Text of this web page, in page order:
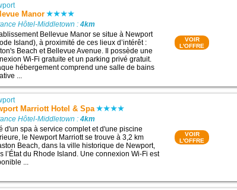
Manor
Hôtel-Middletown :4km
Bellevue Manor se situe à Newport
Island), à proximité de ces lieux d’intérêt :
Beach et Bellevue Avenue. Il possède une
Wi-Fi gratuite et un parking privé gratuit.
hébergement comprend une salle de bains
...
VOIR
L'OFFRE
Marriott Hotel & Spa
Hôtel-Middletown :4km
d'un spa à service complet et d'une piscine
le Newport Marriott se trouve à 3,2 km
Beach, dans la ville historique de Newport,
l’État du Rhode Island. Une connexion Wi-Fi est
...
VOIR
L'OFFRE